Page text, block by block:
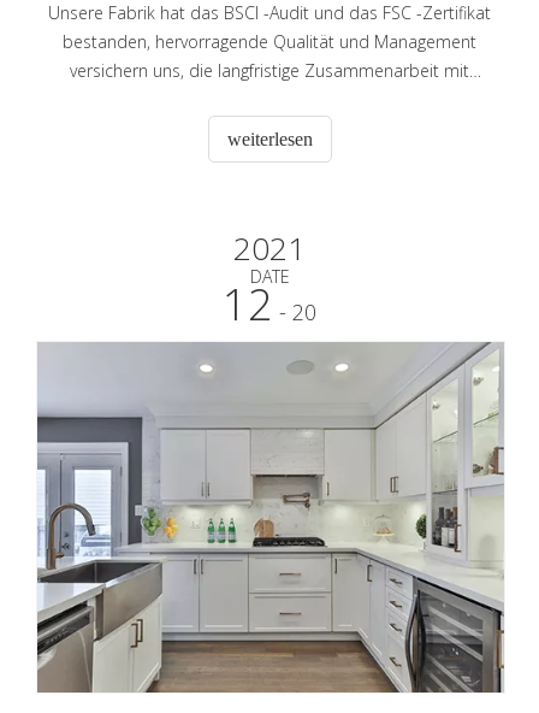
Unsere Fabrik hat das BSCI -Audit und das FSC -Zertifikat
bestanden, hervorragende Qualität und Management
versichern uns, die langfristige Zusammenarbeit mit
Australien, Europa und Amerika usw. zu halten. Wir
begrüßen Kunden aus aller Welt herzlich, um uns für die
weiterlesen
2021
DATE
12 - 20